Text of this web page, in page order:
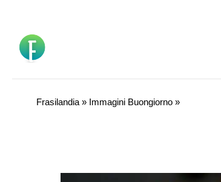
contenuto
Frasilandia » Immagini Buongiorno »